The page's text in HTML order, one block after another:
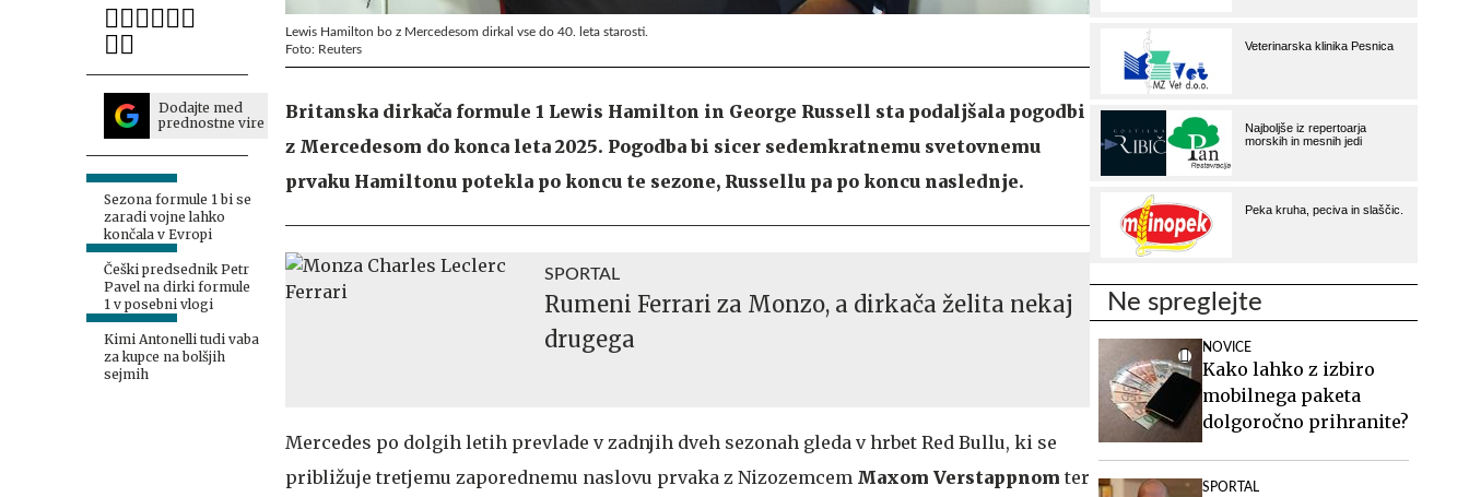
Dodajte med
prednostne vire
Sezona formule 1 bi se
zaradi vojne lahko
končala v Evropi
Češki predsednik Petr
Pavel na dirki formule
1 v posebni vlogi
Kimi Antonelli tudi vaba
za kupce na bolšjih
sejmih
Lewis Hamilton bo z Mercedesom dirkal vse do 40. leta starosti.
Foto: Reuters
Britanska dirkača formule 1 Lewis Hamilton in George Russell sta podaljšala pogodbi
z Mercedesom do konca leta 2025. Pogodba bi sicer sedemkratnemu svetovnemu
prvaku Hamiltonu potekla po koncu te sezone, Russellu pa po koncu naslednje.
SPORTAL
Rumeni Ferrari za Monzo, a dirkača želita nekaj
drugega
Mercedes po dolgih letih prevlade v zadnjih dveh sezonah gleda v hrbet Red Bullu, ki se
približuje tretjemu zaporednemu naslovu prvaka z Nizozemcem Maxom Verstappnom ter
Ne spreglejte
NOVICE
Kako lahko z izbiro
mobilnega paketa
dolgoročno prihranite?
SPORTAL